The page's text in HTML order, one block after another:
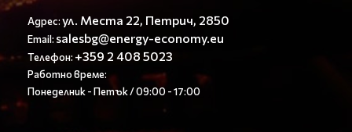
Адрес:ул. Места 22, Петрич, 2850
Email: salesbg@energy-economy.eu
Телефон: +359 2 408 5023
Работно време:
Понеделник - Петък / 09:00 - 17:00